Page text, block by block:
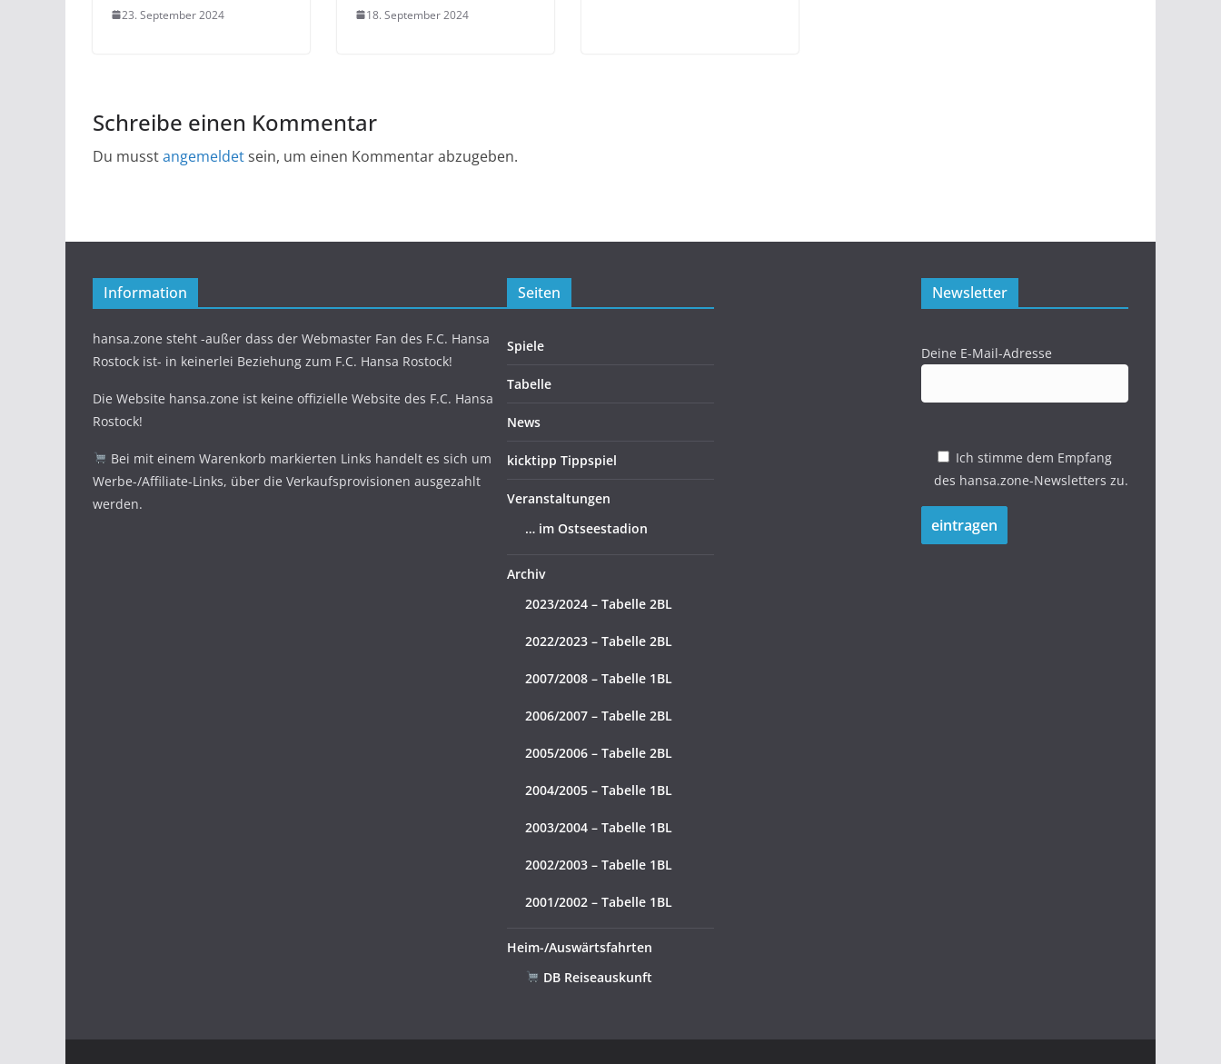
23. September 2024 18. September 2024
Schreibe einen Kommentar
Du musstangemeldetsein, um einen Kommentar abzugeben.
Information
hansa.zone steht -außer dass der Webmaster Fan des F.C. Hansa
Rostock ist- in keinerlei Beziehung zum F.C. Hansa Rostock!
Die Website hansa.zone ist keine offizielle Website des F.C. Hansa
Rostock!
Bei mit einem Warenkorb markierten Links handelt es sich um
Werbe-/Affiliate-Links, über die Verkaufsprovisionen ausgezahlt
werden.
Seiten
Spiele
Tabelle
News
kicktipp Tippspiel
Veranstaltungen
… im Ostseestadion
Archiv
2023/2024 – Tabelle 2BL
2022/2023 – Tabelle 2BL
2007/2008 – Tabelle 1BL
2006/2007 – Tabelle 2BL
2005/2006 – Tabelle 2BL
2004/2005 – Tabelle 1BL
2003/2004 – Tabelle 1BL
2002/2003 – Tabelle 1BL
2001/2002 – Tabelle 1BL
Heim-/Auswärtsfahrten
DB Reiseauskunft
Newsletter
Deine E-Mail-Adresse
Ich stimme dem Empfang
des hansa.zone-Newsletters zu.